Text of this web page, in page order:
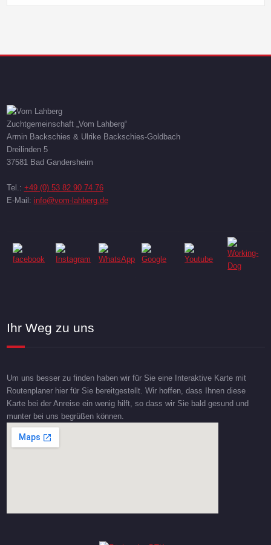
Zuchtgemeinschaft „Vom Lahberg“
Armin Backschies & Ulrike Backschies-Goldbach
Dreilinden 5
37581 Bad Gandersheim
Tel.: +49 (0) 53 82 90 74 76
E-Mail: info@vom-lahberg.de
Ihr Weg zu uns
Um uns besser zu finden haben wir für Sie eine Interaktive Karte mit
Routenplaner hier für Sie bereitgestellt. Wir hoffen, dass Ihnen diese
Karte bei der Anreise ein wenig hilft, so dass wir Sie bald gesund und
munter bei uns begrüßen können.